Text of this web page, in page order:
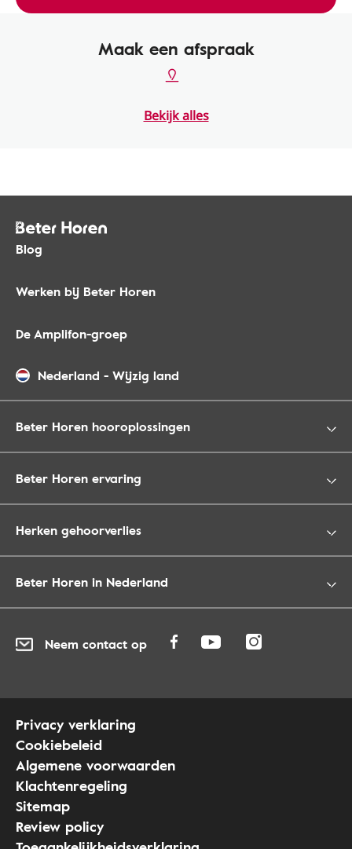
Maak een afspraak
Bekijk alles
Blog
Werken bij Beter Horen
De Amplifon-groep
Nederland - Wijzig land
Beter Horen hooroplossingen
Beter Horen ervaring
Herken gehoorverlies
Beter Horen in Nederland
Neem contact op
Privacy verklaring
Cookiebeleid
Algemene voorwaarden
Klachtenregeling
Sitemap
Review policy